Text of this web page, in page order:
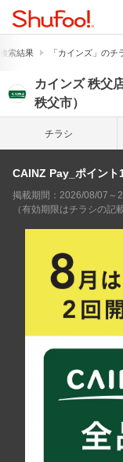
索結果 「カインズ」のチ
カインズ 秩父
秩父市）
チラシ
CAINZ Pay_ポイント
掲載期間：2026/08/07～
（有効期限はチラシの記